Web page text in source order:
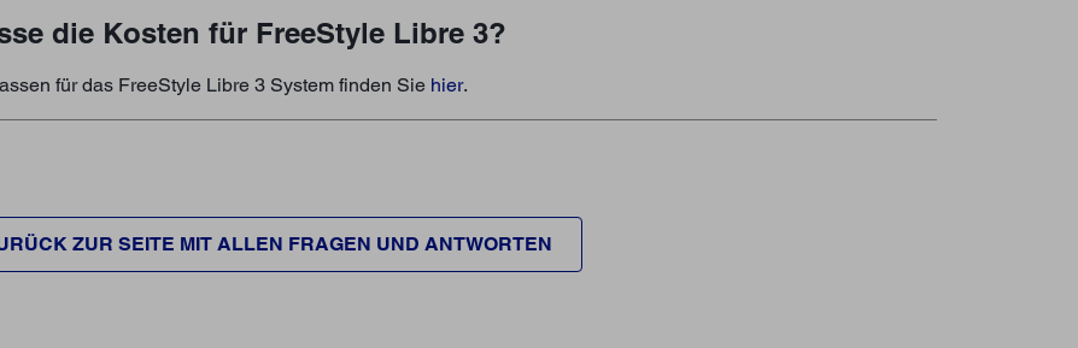
die Kosten für FreeStyle Libre 3?
für das FreeStyle Libre 3 System finden Sie hier.
ZUR SEITE MIT ALLEN FRAGEN UND ANTWORTEN